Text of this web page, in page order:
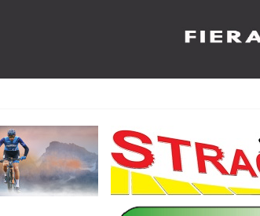
5^ la migliore tra gli italiani
di una leggendaria storia
a Monteceneri